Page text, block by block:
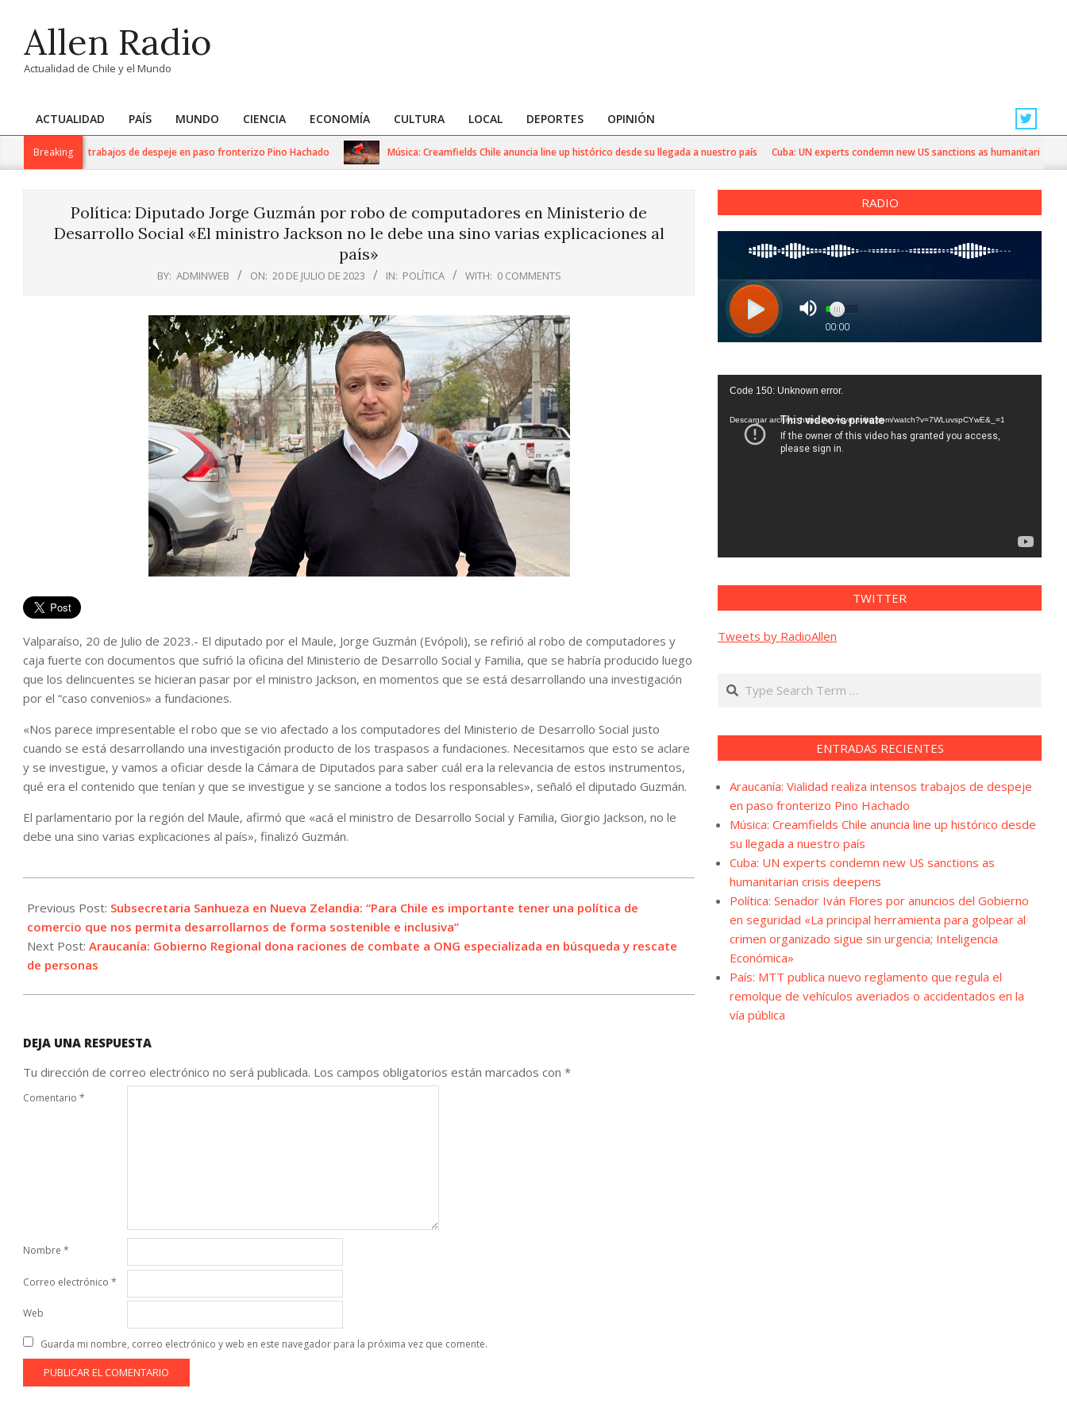
contentAllen Radio
Actualidad de Chile y el Mundo
Primary
Navigation
ACTUALIDAD PAÍS MUNDO CIENCIA ECONOMÍA CULTURA LOCAL DEPORTES OPINIÓN
Breaking
intensos trabajos de despeje en paso fronterizo Pino Hachado Música: Creamfields Chile anuncia line up histórico desde su llegada a nuestro país Cuba: UN experts condemn new US sanctions as humanitarian crisis
Política: Diputado Jorge Guzmán por robo de computadores en Ministerio de
Desarrollo Social «El ministro Jackson no le debe una sino varias explicaciones al
país»
BY: ADMINWEB ON: 20 DE JULIO DE 2023 IN: POLÍTICA WITH: 0 COMMENTS
Valparaíso, 20 de Julio de 2023.- El diputado por el Maule, Jorge Guzmán (Evópoli), se refirió al robo de computadores y
caja fuerte con documentos que sufrió la oficina del Ministerio de Desarrollo Social y Familia, que se habría producido luego
que los delincuentes se hicieran pasar por el ministro Jackson, en momentos que se está desarrollando una investigación
por el “caso convenios» a fundaciones.
«Nos parece impresentable el robo que se vio afectado a los computadores del Ministerio de Desarrollo Social justo
cuando se está desarrollando una investigación producto de los traspasos a fundaciones. Necesitamos que esto se aclare
y se investigue, y vamos a oficiar desde la Cámara de Diputados para saber cuál era la relevancia de estos instrumentos,
qué era el contenido que tenían y que se investigue y se sancione a todos los responsables», señaló el diputado Guzmán.
El parlamentario por la región del Maule, afirmó que «acá el ministro de Desarrollo Social y Familia, Giorgio Jackson, no le
debe una sino varias explicaciones al país», finalizó Guzmán.
07-
20
Previous Post: Subsecretaria Sanhueza en Nueva Zelandia: “Para Chile es importante tener una política de
comercio que nos permita desarrollarnos de forma sostenible e inclusiva”
Next Post: Araucanía: Gobierno Regional dona raciones de combate a ONG especializada en búsqueda y rescate
de personas
DEJA UNA RESPUESTA
Tu dirección de correo electrónico no será publicada. Los campos obligatorios están marcados con *
Comentario *
Nombre *
Correo electrónico *
Web
Guarda mi nombre, correo electrónico y web en este navegador para la próxima vez que comente.
RADIO
Reproductor
vídeo
Code 150: Unknown error.
Descargar archivo: https://www.youtube.com/watch?v=7WLuvspCYwE&_=1
TWITTER
Tweets by RadioAllen
Search
ENTRADAS RECIENTES
Araucanía: Vialidad realiza intensos trabajos de despeje
en paso fronterizo Pino Hachado
Música: Creamfields Chile anuncia line up histórico desde
su llegada a nuestro país
Cuba: UN experts condemn new US sanctions as
humanitarian crisis deepens
Política: Senador Iván Flores por anuncios del Gobierno
en seguridad «La principal herramienta para golpear al
crimen organizado sigue sin urgencia; Inteligencia
Económica»
País: MTT publica nuevo reglamento que regula el
remolque de vehículos averiados o accidentados en la
vía pública